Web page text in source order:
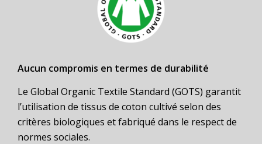
Aucun compromis en termes de durabilité
Le Global Organic Textile Standard (GOTS) garantit
l’utilisation de tissus de coton cultivé selon des
critères biologiques et fabriqué dans le respect de
normes sociales.